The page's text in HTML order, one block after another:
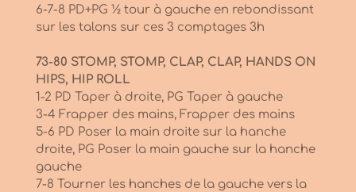
6-7-8 PD+PG ½ tour à gauche en rebondissant
sur les talons sur ces 3 comptages 3h
73-80 STOMP, STOMP, CLAP, CLAP, HANDS ON
HIPS, HIP ROLL
1-2 PD Taper à droite, PG Taper à gauche
3-4 Frapper des mains, Frapper des mains
5-6 PD Poser la main droite sur la hanche
droite, PG Poser la main gauche sur la hanche
gauche
7-8 Tourner les hanches de la gauche vers la